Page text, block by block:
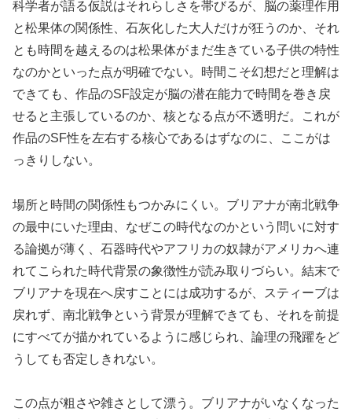
科学者が語る仮説はそれらしさを帯びるが、脳の薬理作用
と松果体の関係性、石灰化した大人だけが狂うのか、それ
とも時間を越えるのは松果体がまだ生きている子供の特性
なのかといった点が明確でない。時間こそ幻想だと理解は
できても、作品のSF設定が脳の潜在能力で時間を巻き戻
せると主張しているのか、核となる点が不透明だ。これが
作品のSF性を左右する核心であるはずなのに、ここがは
っきりしない。
場所と時間の関係性もつかみにくい。ブリアナが南北戦争
の最中にいた理由、なぜこの時代なのかという問いに対す
る論拠が薄く、石器時代やアフリカの奴隷がアメリカへ連
れてこられた時代背景の象徴性が読み取りづらい。結末で
ブリアナを現在へ戻すことには成功するが、スティーブは
戻れず、南北戦争という背景が理解できても、それを前提
にすべてが描かれているように感じられ、論理の飛躍をど
うしても否定しきれない。
この点が粗さや雑さとして漂う。ブリアナがいなくなった